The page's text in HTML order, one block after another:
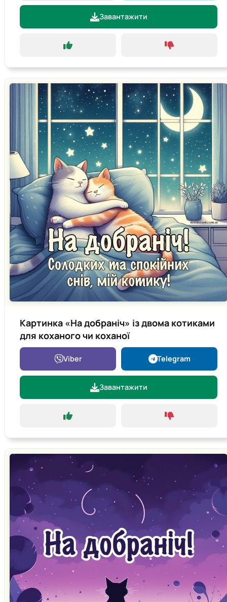
Завантажити
Картинка «На добраніч» із двома котиками
для коханого чи коханої
Viber Telegram
Завантажити